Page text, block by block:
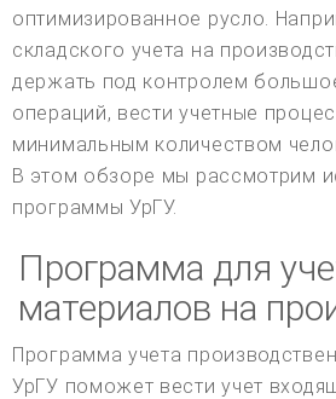
оптимизированное русло.
складского учета на
держать под контролем
операций, вести учетные
минимальным количеством
В этом обзоре мы рассмотрим
программы УрГУ.
Программа для
материалов на
Программа учета
УрГУ поможет вести учет